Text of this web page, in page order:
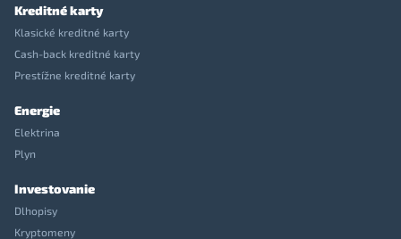
Kreditné karty
Klasické kreditné karty
Cash-back kreditné karty
Prestížne kreditné karty
Energie
Elektrina
Plyn
Investovanie
Dlhopisy
Kryptomeny